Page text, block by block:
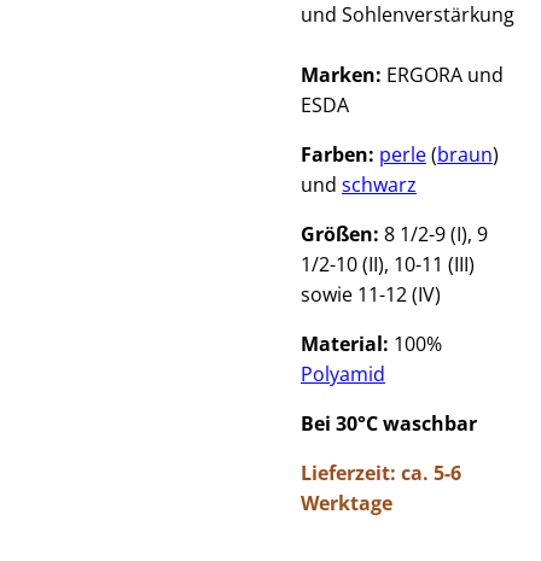
und Sohlenverstärkung
Marken: ERGORA und
ESDA
Farben: perle(braun)
und schwarz
Größen: 8 1/2-9 (I), 9
1/2-10 (II), 10-11 (III)
sowie 11-12 (IV)
Material: 100%
Polyamid
Bei 30°C waschbar
Lieferzeit: ca. 5-6
Werktage